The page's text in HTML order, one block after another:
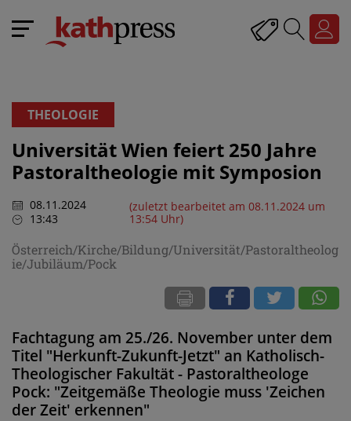
THEOLOGIE
Universität Wien feiert 250 Jahre
Pastoraltheologie mit Symposion
08.11.2024
13:43
(zuletzt bearbeitet am 08.11.2024 um
13:54 Uhr)
Österreich/Kirche/Bildung/Universität/Pastoraltheolog
ie/Jubiläum/Pock
Fachtagung am 25./26. November unter dem
Titel "Herkunft-Zukunft-Jetzt" an Katholisch-
Theologischer Fakultät - Pastoraltheologe
Pock: "Zeitgemäße Theologie muss 'Zeichen
der Zeit' erkennen"